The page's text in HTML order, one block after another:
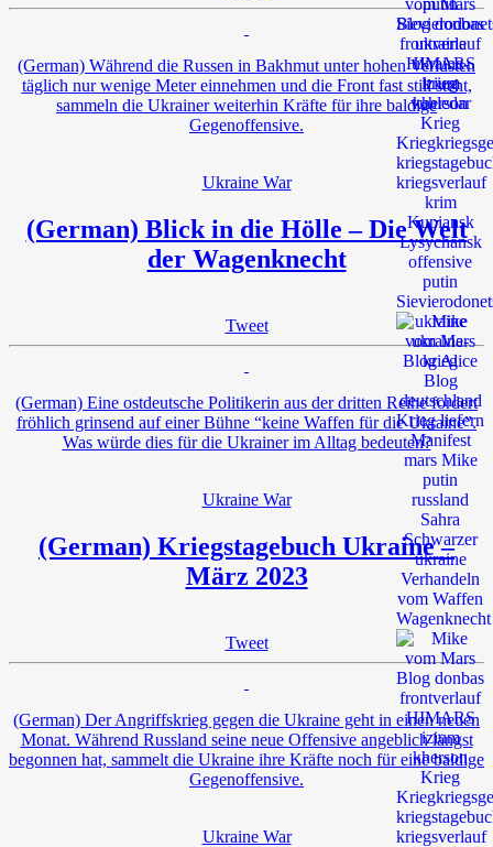
(German) Während die Russen in Bakhmut unter hohen Verlusten
täglich nur wenige Meter einnehmen und die Front fast still steht,
sammeln die Ukrainer weiterhin Kräfte für ihre baldige
Gegenoffensive.
Ukraine War
(German) Blick in die Hölle – Die Welt
der Wagenknecht
Tweet
(German) Eine ostdeutsche Politikerin aus der dritten Reihe fordert
fröhlich grinsend auf einer Bühne “keine Waffen für die Ukraine”.
Was würde dies für die Ukrainer im Alltag bedeuten?
Ukraine War
(German) Kriegstagebuch Ukraine –
März 2023
Tweet
(German) Der Angriffskrieg gegen die Ukraine geht in einen neuen
Monat. Während Russland seine neue Offensive angeblich längst
begonnen hat, sammelt die Ukraine ihre Kräfte noch für eine baldige
Gegenoffensive.
Ukraine War